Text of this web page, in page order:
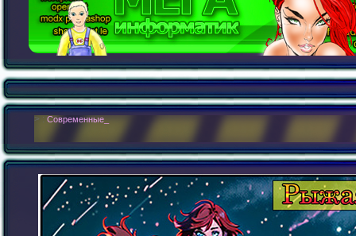
> : Современные сайты - это бестелесные роботы. Новые концепии _